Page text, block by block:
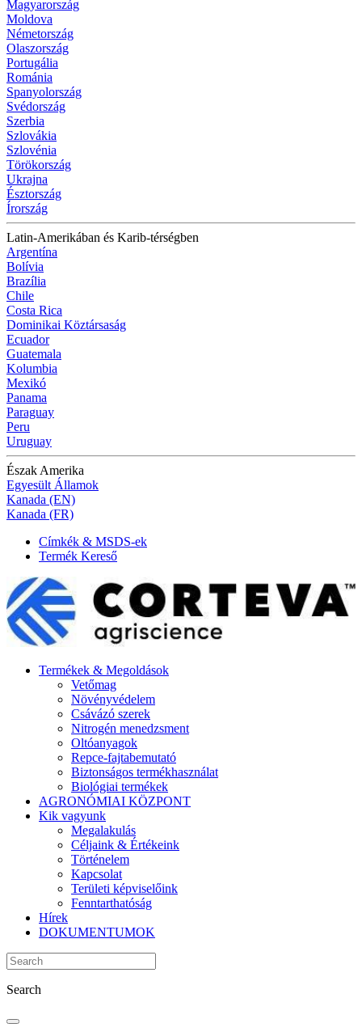
Magyarország
Moldova
Németország
Olaszország
Portugália
Románia
Spanyolország
Svédország
Szerbia
Szlovákia
Szlovénia
Törökország
Ukrajna
Észtország
Írország
Latin-Amerikában és Karib-térségben
Argentína
Bolívia
Brazília
Chile
Costa Rica
Dominikai Köztársaság
Ecuador
Guatemala
Kolumbia
Mexikó
Panama
Paraguay
Peru
Uruguay
Észak Amerika
Egyesült Államok
Kanada (EN)
Kanada (FR)
Címkék & MSDS-ek
Termék Kereső
Termékek & Megoldások
Vetőmag
Növényvédelem
Csávázó szerek
Nitrogén menedzsment
Oltóanyagok
Repce-fajtabemutató
Biztonságos termékhasználat
Biológiai termékek
AGRONÓMIAI KÖZPONT
Kik vagyunk
Megalakulás
Céljaink & Értékeink
Történelem
Kapcsolat
Területi képviselőink
Fenntarthatóság
Hírek
DOKUMENTUMOK
Search